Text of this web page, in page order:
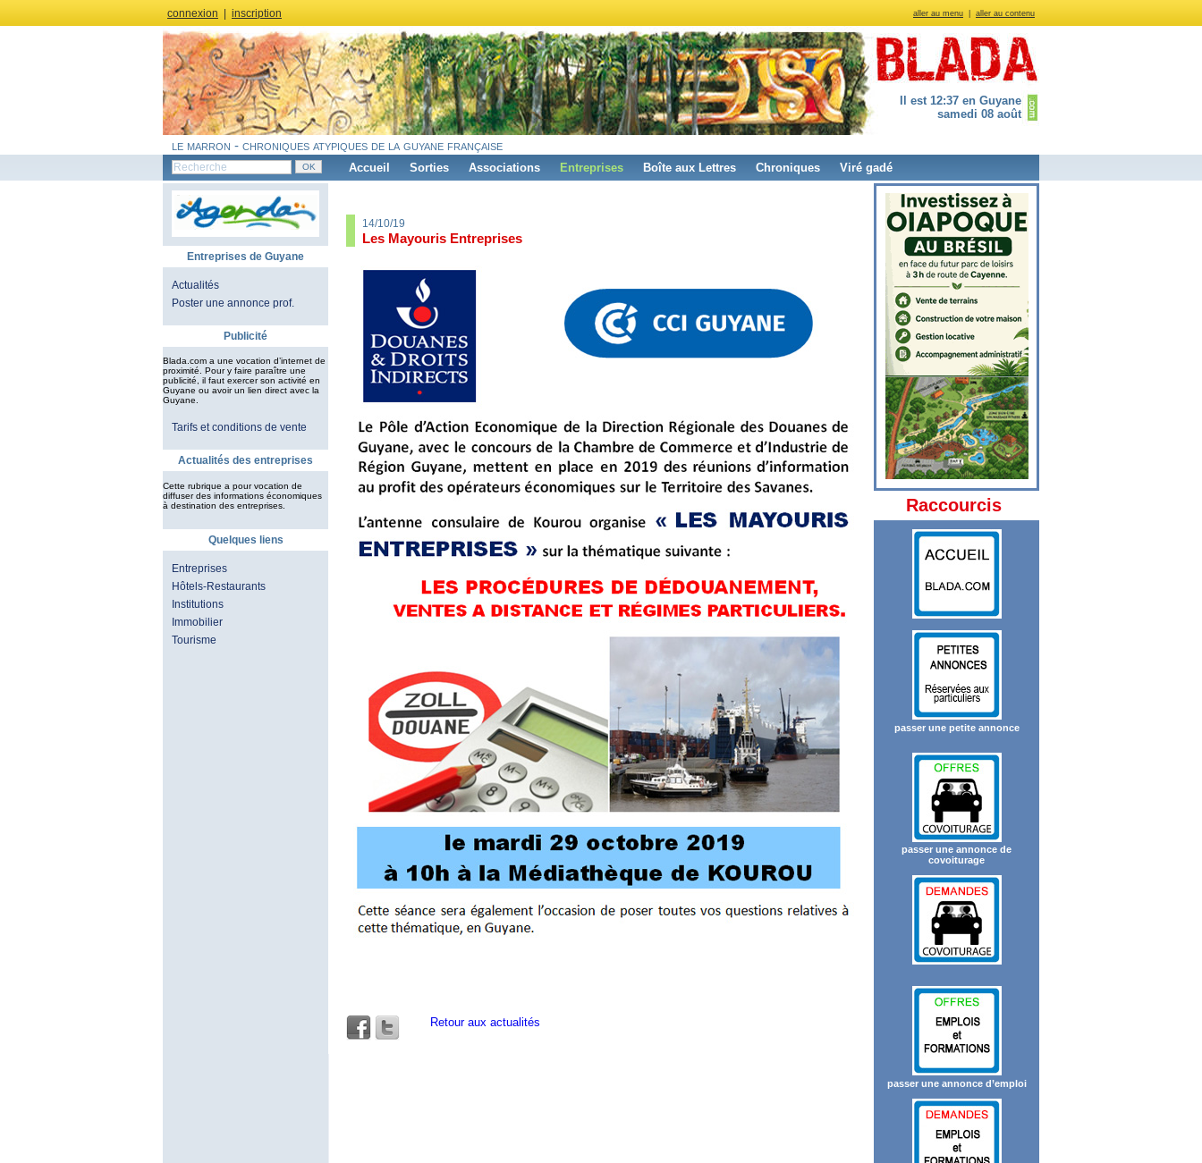
aller au menu aller au contenu
connexion inscription
Il est 12:37 en Guyane
samedi 08 août
le marron - chroniques atypiques de la guyane française
Accueil Sorties Associations Entreprises Boîte aux Lettres Chroniques Viré gadé
Entreprises de Guyane
Actualités
Poster une annonce prof.
Publicité
Blada.com a une vocation d’internet de
proximité. Pour y faire paraître une
publicité, il faut exercer son activité en
Guyane ou avoir un lien direct avec la
Guyane.
Tarifs et conditions de vente
Actualités des entreprises
Cette rubrique a pour vocation de
diffuser des informations économiques
à destination des entreprises.
Quelques liens
Entreprises
Hôtels-Restaurants
Institutions
Immobilier
Tourisme
14/10/19
Les Mayouris Entreprises
Retour aux actualités
Raccourcis
passer une petite annonce
passer une annonce de
covoiturage
passer une annonce d’emploi